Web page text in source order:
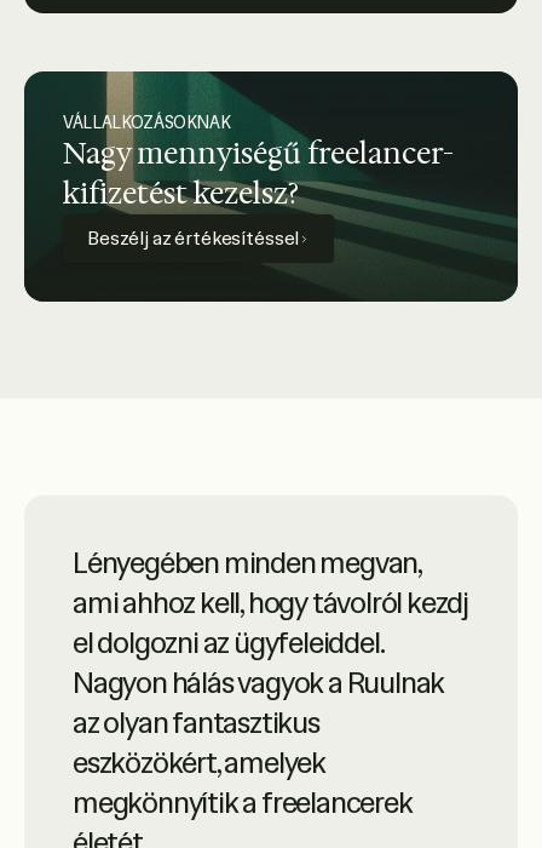
VÁLLALKOZÁSOKNAK
Nagy mennyiségű freelancer-
kifizetést kezelsz?
Beszélj az értékesítéssel
A Ruul a fejlett online
szolgáltatások szinonimája,
magas színvonalú
ügyfélszolgálattal. Nagyon profik
– csak ajánlani tudom.
Luciano Landaeta
Lényegében minden megvan,
ami ahhoz kell, hogy távolról kezdj
el dolgozni az ügyfeleiddel.
Nagyon hálás vagyok a Ruulnak
az olyan fantasztikus
eszközökért, amelyek
megkönnyítik a freelancerek